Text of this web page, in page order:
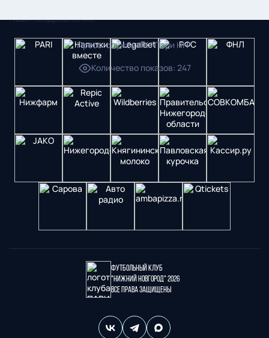
Наши поздравления!
Пресс-служба ФК "Пари НН"
Количество показов: 247
Футбольный клуб
"Нижний Новгород" 2026
Все права защищены